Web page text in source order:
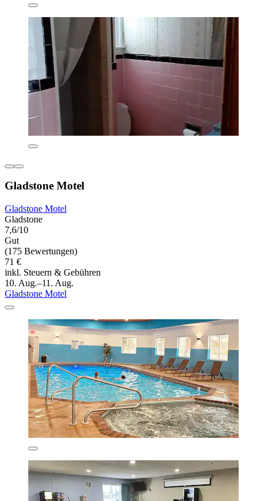
Gladstone Motel
Gladstone Motel
Gladstone
7,6/10
Gut
(175 Bewertungen)
71 €
inkl. Steuern & Gebühren
10. Aug.–11. Aug.
Gladstone Motel